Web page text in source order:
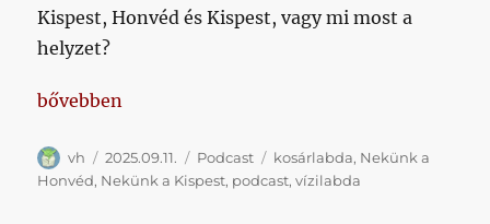
Kispest, Honvéd és Kispest, vagy mi most a
helyzet?
„Nekünk a Honvéd: kosárlabda és vízilabda”
bővebben
Szerző
vh Közzétéve
2025.09.11. Kategória
Podcast Címke
kosárlabda, Nekünk a
Honvéd, Nekünk a Kispest, podcast,vízilabda